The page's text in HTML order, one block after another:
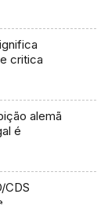
critica
alemã
é
CDS